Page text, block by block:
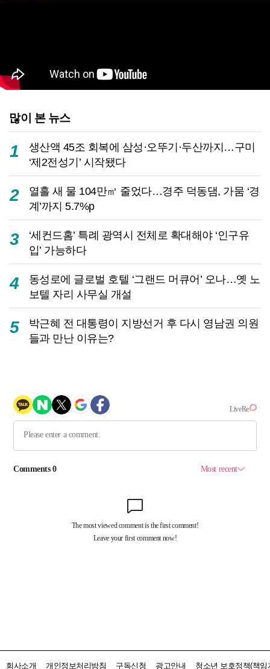
많이 본 뉴스
1
생산액 45조 회복에 삼성·오뚜기·두산까지…구미
‘제2전성기’ 시작됐다
2
열흘 새 물 104만㎥ 줄었다…경주 덕동댐, 가뭄 ‘경
계’까지 5.7%p
3
‘세컨드홈’ 특례 광역시 전체로 확대해야 ‘인구유
입’ 가능하다
4
동성로에 글로벌 호텔 ‘그랜드 머큐어’ 오나…옛 노
보텔 자리 사무실 개설
5
박근혜 전 대통령이 지방선거 후 다시 영남권 의원
들과 만난 이유는?
회사소개 개인정보처리방침 구독신청 광고안내 청소년 보호정책(책임